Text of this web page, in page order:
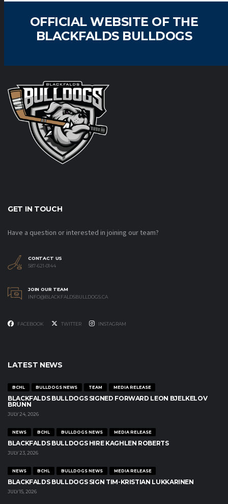
OFFICIAL WEBSITE OF THE
BLACKFALDS BULLDOGS
GET IN TOUCH
Have a question or interested in joining our team?
CONTACT US
587-621-0144
JOIN OUR TEAM
INFO@BLACKFALDSBULLDOGS.CA
FACEBOOK TWITTER INSTAGRAM
LATEST NEWS
BCHL BULLDOGS NEWS TEAM MEDIA RELEASE
BLACKFALDS BULLDOGS SIGNED FORWARD LEON BJELKELOV
BRUNN
JULY 24, 2026
NEWS BCHL BULLDOGS NEWS MEDIA RELEASE
BLACKFALDS BULLDOGS HIRE KAGHLEN ROBERTS
JULY 23, 2026
NEWS BCHL BULLDOGS NEWS MEDIA RELEASE
BLACKFALDS BULLDOGS SIGN TIM-KRISTIAN LUKKARINEN
JULY 15, 2026